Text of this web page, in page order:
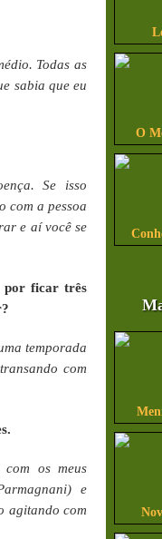
Todas as
sabia que eu
Se isso
com a pessoa
e aí você se
por ficar três
temporada
com
com os meus
e
agitando com
O